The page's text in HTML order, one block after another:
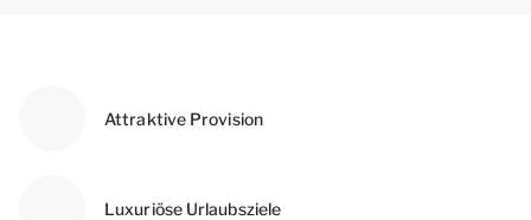
Attraktive Provision
Luxuriöse Urlaubsziele